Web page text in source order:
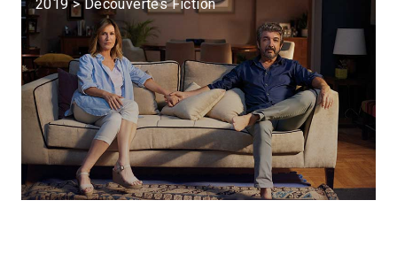
2019 > Découvertes Fiction